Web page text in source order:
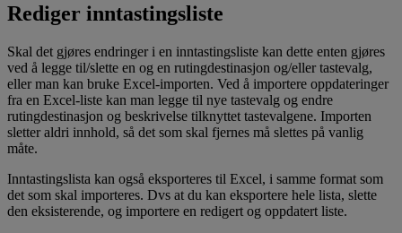
Rediger inntastingsliste
Skal det gjøres endringer i en inntastingsliste kan dette enten gjøres
ved å legge til/slette en og en rutingdestinasjon og/eller tastevalg,
eller man kan bruke Excel-importen. Ved å importere oppdateringer
fra en Excel-liste kan man legge til nye tastevalg og endre
rutingdestinasjon og beskrivelse tilknyttet tastevalgene. Importen
sletter aldri innhold, så det som skal fjernes må slettes på vanlig
måte.
Inntastingslista kan også eksporteres til Excel, i samme format som
det som skal importeres. Dvs at du kan eksportere hele lista, slette
den eksisterende, og importere en redigert og oppdatert liste.